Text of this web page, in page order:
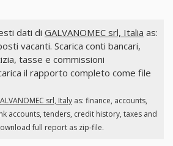
dati di GALVANOMEC srl, Italia as:
vacanti. Scarica conti bancari,
tasse e commissioni
il rapporto completo come file
srl, Italyas: finance, accounts,
accounts, tenders, credit history, taxes and
full report as zip-file.